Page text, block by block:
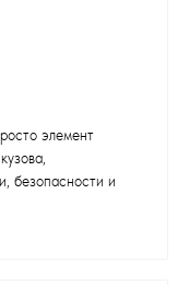
элемент
безопасности и